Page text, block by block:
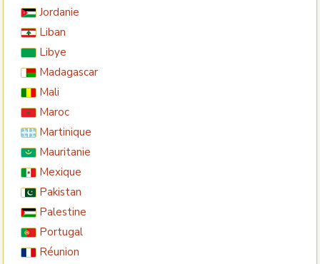
Jordanie
Liban
Libye
Madagascar
Mali
Maroc
Martinique
Mauritanie
Mexique
Pakistan
Palestine
Portugal
Réunion